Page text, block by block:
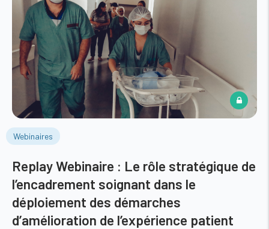
Webinaires
Replay Webinaire : Le rôle stratégique de
l’encadrement soignant dans le
déploiement des démarches
d’amélioration de l’expérience patient